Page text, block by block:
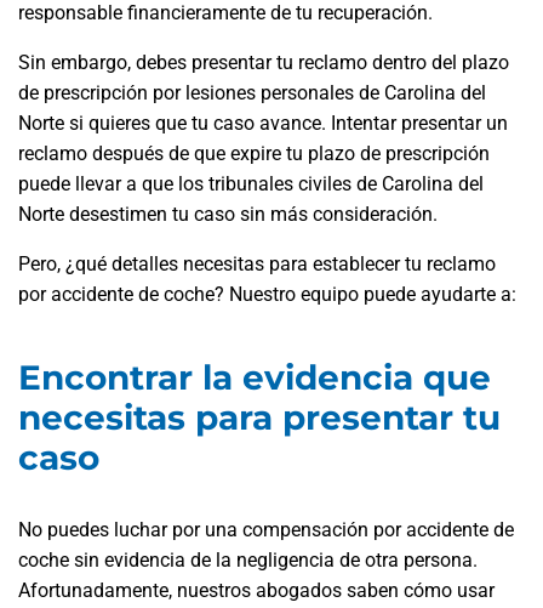
responsable financieramente de tu recuperación.
Sin embargo, debes presentar tu reclamo dentro del plazo
de prescripción por lesiones personales de Carolina del
Norte si quieres que tu caso avance. Intentar presentar un
reclamo después de que expire tu plazo de prescripción
puede llevar a que los tribunales civiles de Carolina del
Norte desestimen tu caso sin más consideración.
Pero, ¿qué detalles necesitas para establecer tu reclamo
por accidente de coche? Nuestro equipo puede ayudarte a:
Encontrar la evidencia que
necesitas para presentar tu
caso
No puedes luchar por una compensación por accidente de
coche sin evidencia de la negligencia de otra persona.
Afortunadamente, nuestros abogados saben cómo usar